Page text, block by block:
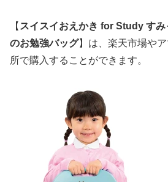
【 スイスイおえかき for Study すみ
のお勉強バッグ】は、楽天市場や
所で購入することができます。